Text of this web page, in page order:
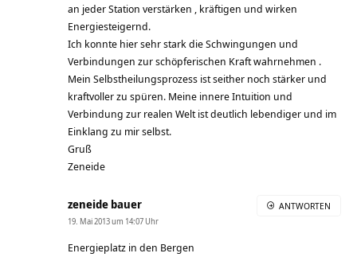
an jeder Station verstärken , kräftigen und wirken
Energiesteigernd.
Ich konnte hier sehr stark die Schwingungen und
Verbindungen zur schöpferischen Kraft wahrnehmen .
Mein Selbstheilungsprozess ist seither noch stärker und
kraftvoller zu spüren. Meine innere Intuition und
Verbindung zur realen Welt ist deutlich lebendiger und im
Einklang zu mir selbst.
Gruß
Zeneide
zeneide bauer
19. Mai 2013 um 14:07 Uhr
Energieplatz in den Bergen
ANTWORTEN